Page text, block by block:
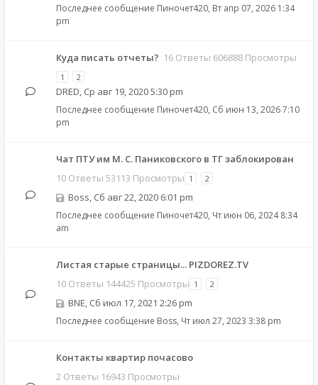
Последнее сообщение Пиночет420, Вт апр 07, 2026 1:34
pm
Куда писать отчеты? 16 Ответы 606888 Просмотры
1 2
DRED, Ср авг 19, 2020 5:30 pm
Последнее сообщение Пиночет420, Сб июн 13, 2026 7:10
pm
Чат ПТУ им М. С. Паниковского в ТГ заблокирован
10 Ответы 53113 Просмотры 1 2
Boss, Сб авг 22, 2020 6:01 pm
Последнее сообщение Пиночет420, Чт июн 06, 2024 8:34
am
Листая старые страницы... PIZDOREZ.TV
10 Ответы 144425 Просмотры 1 2
BNE, Сб июл 17, 2021 2:26 pm
Последнее сообщение Boss, Чт июл 27, 2023 3:38 pm
Контакты квартир почасово
2 Ответы 16943 Просмотры